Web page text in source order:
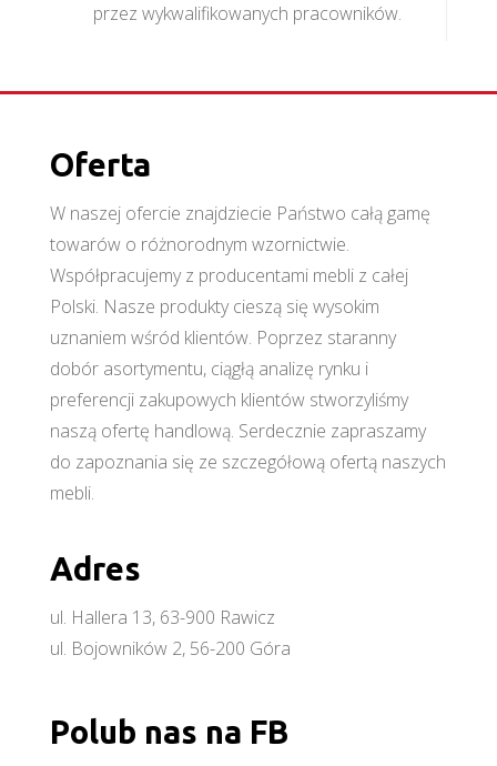
przez wykwalifikowanych pracowników.
Oferta
W naszej ofercie znajdziecie Państwo całą gamę
towarów o różnorodnym wzornictwie.
Współpracujemy z producentami mebli z całej
Polski. Nasze produkty cieszą się wysokim
uznaniem wśród klientów. Poprzez staranny
dobór asortymentu, ciągłą analizę rynku i
preferencji zakupowych klientów stworzyliśmy
naszą ofertę handlową. Serdecznie zapraszamy
do zapoznania się ze szczegółową ofertą naszych
mebli.
Adres
ul. Hallera 13, 63-900 Rawicz
ul. Bojowników 2, 56-200 Góra
Polub nas na FB